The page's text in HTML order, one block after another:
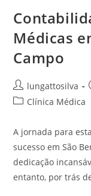
Médicas
Campo
lungattosilva
Clínica Médica
A jornada para
sucesso em São
dedicação
entanto, por trás